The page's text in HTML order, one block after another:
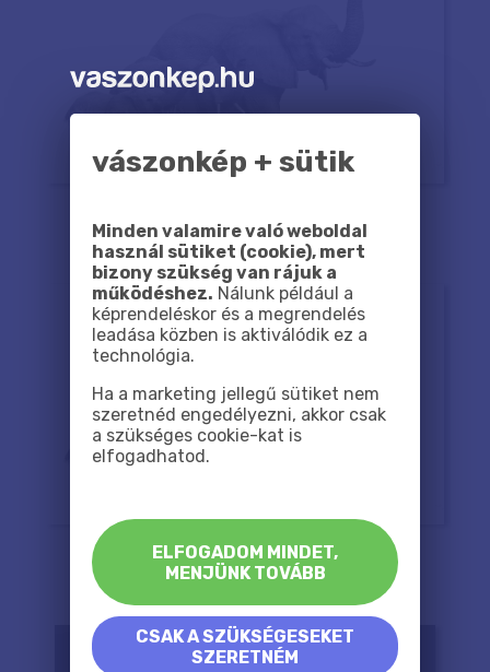
vászonkép + sütik
Minden valamire való weboldal
használ sütiket (cookie), mert
bizony szükség van rájuk a
működéshez. Nálunk például a
képrendeléskor és a megrendelés
leadása közben is aktiválódik ez a
technológia.
Ha a marketing jellegű sütiket nem
szeretnéd engedélyezni, akkor csak
a szükséges cookie-kat is
elfogadhatod.
ELFOGADOM MINDET,
MENJÜNK TOVÁBB
CSAK A SZÜKSÉGESEKET
SZERETNÉM